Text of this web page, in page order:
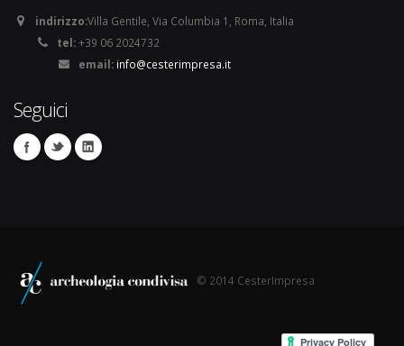
indirizzo:Villa Gentile, Via Columbia 1, Roma, Italia
tel:+39 06 2024732
email: info@cesterimpresa.it
Seguici
© 2014 CesterImpresa